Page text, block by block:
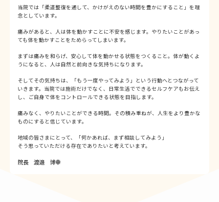
当院では「柔道整復を通して、かけがえのない時間を豊かにすること」を理
念としています。
痛みがあると、人は体を動かすことに不安を感じます。やりたいことがあっ
ても体を動かすことをためらってしまいます。
まずは痛みを和らげ、安心して体を動かせる状態をつくること。体が動くよ
うになると、人は自然と前向きな気持ちになります。
そしてその気持ちは、「もう一度やってみよう」という行動へとつながって
いきます。当院では施術だけでなく、日常生活でできるセルフケアもお伝え
し、ご自身で体をコントロールできる状態を目指します。
痛みなく、やりたいことができる時間。その積み重ねが、人生をより豊かな
ものにすると信じています。
地域の皆さまにとって、「何かあれば、まず相談してみよう」
そう思っていただける存在でありたいと考えています。
院長 渡邉 博幸